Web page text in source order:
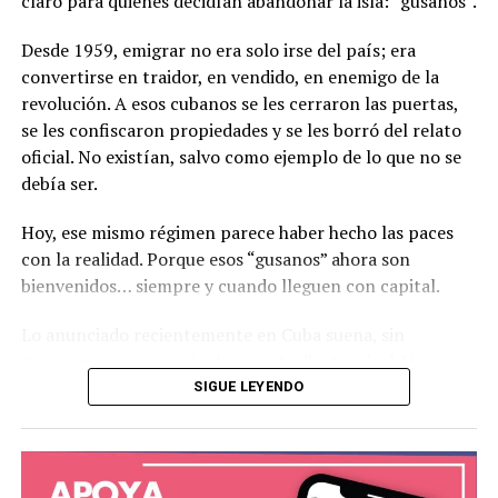
Y ahí viene otra pregunta clave:
¿a qué precio? Porque en algunos casos el etanol puede
ser incluso más caro que la gasolina.
¿Y quién importa? ¿Privados? ¿El Estado? ¿Quién se
queda con ese margen?
Donde empieza el ruido
El actual contralor, Anel “Bolo” Flores
, es propietario
del Ingenio de Alanje, uno de los más grandes y
Y sí, voy claro:
Bolo no es santo de mi devoción, ni yo
de la de él.
Pero también hay que decir la vaina como es.
Desde 1959, emigrar no era solo irse del país; era
convertirse en traidor, en vendido, en enemigo de la
revolución. A esos cubanos se les cerraron las puertas,
se les confiscaron propiedades y se les borró del relato
oficial. No existían, salvo como ejemplo de lo que no se
debía ser.
Hoy, ese mismo régimen parece haber hecho las paces
con la realidad. Porque esos “gusanos” ahora son
bienvenidos… siempre y cuando lleguen con capital.
intento de apertura económica que recuerda
inevitablemente a lo ocurrido en la Unión Soviética en
flexibilizarse no por convicción ideológica, sino por pura
SIGUE LEYENDO